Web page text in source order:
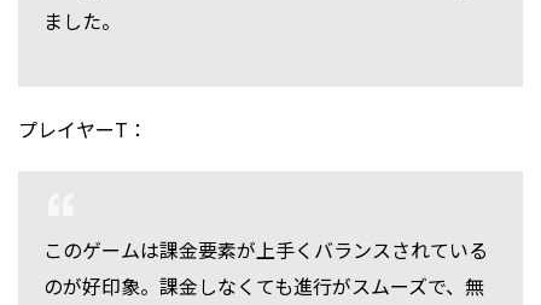
ました。
プレイヤーT：
このゲームは課金要素が上手くバランスされている
のが好印象。課金しなくても進行がスムーズで、無